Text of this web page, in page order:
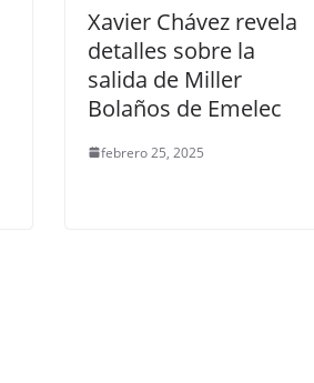
Xavier Chávez revela
detalles sobre la
salida de Miller
Bolaños de Emelec
febrero 25, 2025